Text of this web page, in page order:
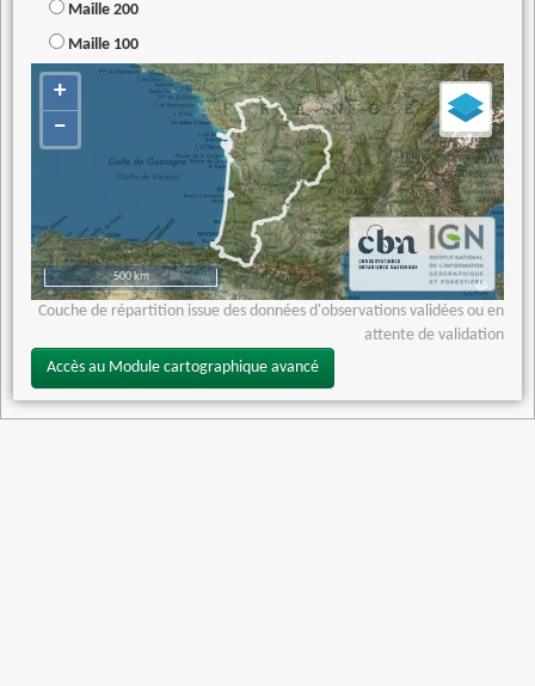
Maille 200
Maille 100
+
−
500 km
Couche de répartition issue des données d'observations validées ou en
attente de validation
Accès au Module cartographique avancé